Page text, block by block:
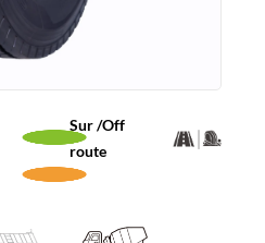
Sur /Off
route